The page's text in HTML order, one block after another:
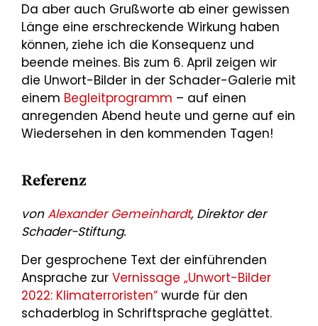
Da aber auch Grußworte ab einer gewissen
Länge eine erschreckende Wirkung haben
können, ziehe ich die Konsequenz und
beende meines. Bis zum 6. April zeigen wir
die Unwort-Bilder in der Schader-Galerie mit
einem Begleitprogramm – auf einen
anregenden Abend heute und gerne auf ein
Wiedersehen in den kommenden Tagen!
Referenz
vonAlexander Gemeinhardt, Direktor der
Schader-Stiftung.
Der gesprochene Text der einführenden
Ansprache zur Vernissage „Unwort-Bilder
2022: Klimaterroristen“ wurde für den
schaderblog in Schriftsprache geglättet.